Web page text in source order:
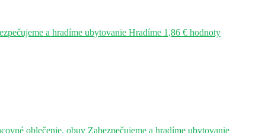
a hradíme ubytovanie Hradíme 1,86 € hodnoty
oblečenie, obuv Zabezpečujeme a hradíme ubytovanie